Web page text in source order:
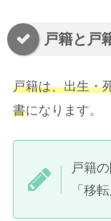
戸籍と戸
戸籍は、出生・
書になります。
戸籍
「移